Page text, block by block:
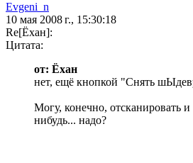
Evgeni_n
10 мая 2008 г., 15:30:18
Re[Ёхан]:
Цитата:
от: Ёхан
нет, ещё кнопкой "Снять
Могу, конечно, отсканировать
нибудь... надо?